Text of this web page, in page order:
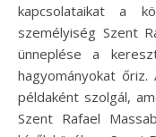
kapcsolataikat a
személyiség Szent
ünneplése a
hagyományokat
példaként szolgál,
Szent Rafael